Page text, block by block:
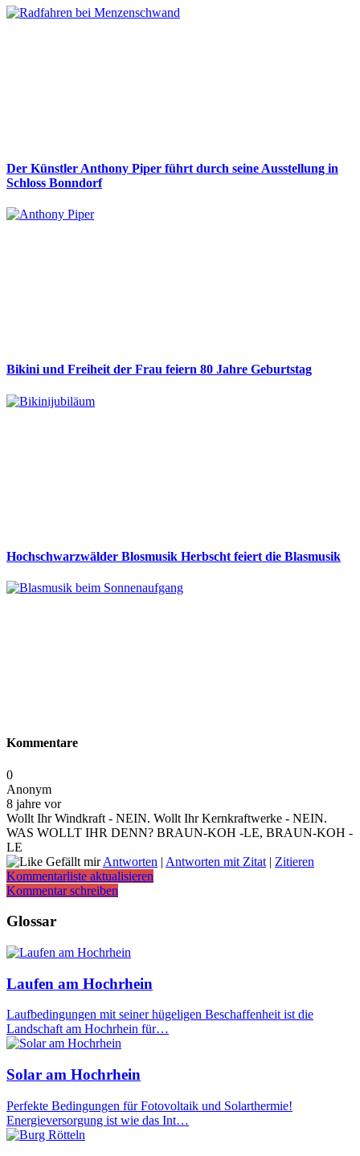
Der Künstler Anthony Piper führt durch seine Ausstellung in
Schloss Bonndorf
Bikini und Freiheit der Frau feiern 80 Jahre Geburtstag
Hochschwarzwälder Blosmusik Herbscht feiert die Blasmusik
Kommentare
0
Anonym
8 jahre vor
Wollt Ihr Windkraft - NEIN. Wollt Ihr Kernkraftwerke - NEIN.
WAS WOLLT IHR DENN? BRAUN-KOH -LE, BRAUN-KOH -
LE
Gefällt mirAntworten | Antworten mit Zitat | Zitieren
Kommentarliste aktualisieren
Kommentar schreiben
Glossar
Laufen am Hochrhein
Laufbedingungen mit seiner hügeligen Beschaffenheit ist die
Landschaft am Hochrhein für…
Solar am Hochrhein
Perfekte Bedingungen für Fotovoltaik und Solarthermie!
Energieversorgung ist wie das Int…